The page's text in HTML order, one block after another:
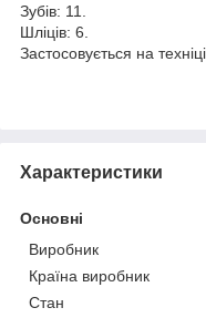
Зубів: 11.
Шліців: 6.
Застосовується на
Характеристики
Основні
Виробник
Країна виробник
Стан